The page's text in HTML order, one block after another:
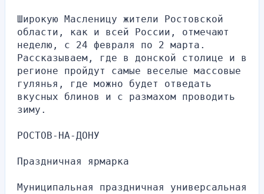
Широкую Масленицу жители Ростовской
области, как и всей России, отмечают
неделю, с 24 февраля по 2 марта.
Рассказываем, где в донской столице и в
регионе пройдут самые веселые массовые
гулянья, где можно будет отведать
вкусных блинов и с размахом проводить
зиму.
РОСТОВ-НА-ДОНУ
Праздничная ярмарка
Муниципальная праздничная универсальная